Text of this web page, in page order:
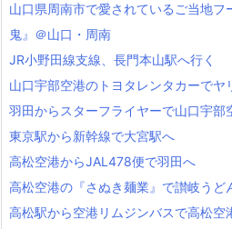
山口県周南市で愛されているご当地
鬼』＠山口・周南
JR小野田線支線、長門本山駅へ行く
山口宇部空港のトヨタレンタカーでヤ
羽田からスターフライヤーで山口宇部
東京駅から新幹線で大宮駅へ
高松空港からJAL478便で羽田へ
高松空港の『さぬき麺業』で讃岐うど
高松駅から空港リムジンバスで高松空